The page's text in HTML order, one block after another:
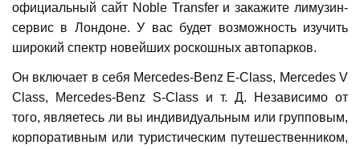
официальный сайт Noble Transfer и закажите лимузин-
сервис в Лондоне. У вас будет возможность изучить
широкий спектр новейших роскошных автопарков.
Он включает в себя Mercedes-Benz E-Class, Mercedes V
Class, Mercedes-Benz S-Class и т. Д. Независимо от
того, являетесь ли вы индивидуальным или групповым,
корпоративным или туристическим путешественником,